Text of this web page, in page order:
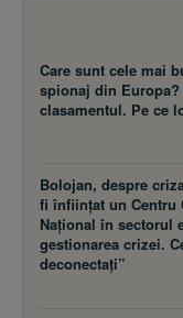
Care sunt cele mai
spionaj din Europa?
clasamentul. Pe ce
Bolojan, despre
fi înființat un Centru
Național în sectorul
gestionarea crizei.
deconectați”